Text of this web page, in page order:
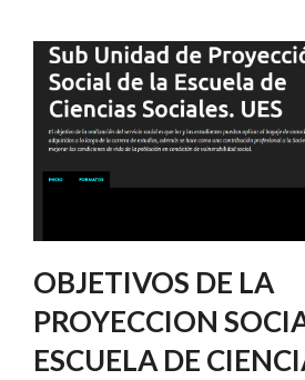
OBJETIVOS DE LA
PROYECCION
ESCUELA DE